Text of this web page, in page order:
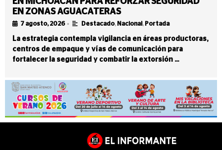
EN ZONAS AGUACATERAS
7 agosto, 2026 • Destacado, Nacional , Portada
La estrategia contempla vigilancia en áreas productoras,
centros de empaque y vías de comunicación para
fortalecer la seguridad y combatir la extorsión …